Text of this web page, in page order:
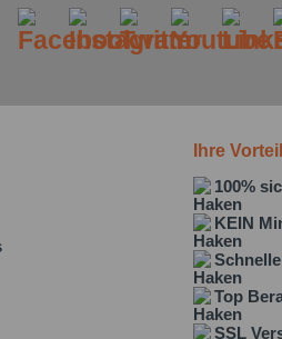
Ihre
100%
KEIN
Top
SSL